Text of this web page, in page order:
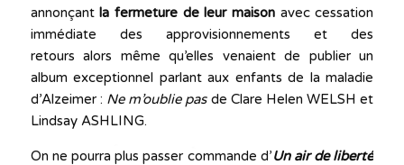
annonçantla fermeture de leur maison avec cessation
immédiate des approvisionnements et des
retours alors même qu’elles venaient de publier un
album exceptionnel parlant aux enfants de la maladie
d’Alzeimer : Ne m’oublie pasde Clare Helen WELSH et
Lindsay ASHLING.
On ne pourra plus passer commande d’Un air de liberté